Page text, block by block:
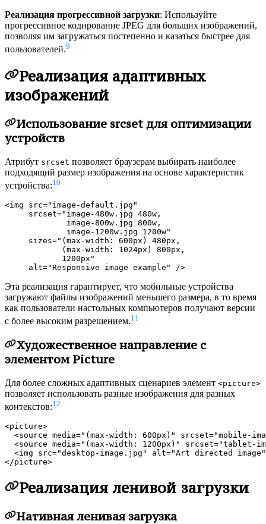
Реализация прогрессивной загрузки: Используйте
прогрессивное кодирование JPEG для больших изображений,
позволяя им загружаться постепенно и казаться быстрее для
пользователей.9
Реализация адаптивных
изображений
Использование srcset для оптимизации
устройств
Атрибут srcset позволяет браузерам выбирать наиболее
подходящий размер изображения на основе характеристик
устройства:10
<img src="image-default.jpg"
     srcset="image-480w.jpg 480w,
             image-800w.jpg 800w,
             image-1200w.jpg 1200w"
     sizes="(max-width: 600px) 480px,
            (max-width: 1024px) 800px,
            1200px"
Эта реализация гарантирует, что мобильные устройства
загружают файлы изображений меньшего размера, в то время
как пользователи настольных компьютеров получают версии
с более высоким разрешением.11
Художественное направление с
элементом Picture
Для более сложных адаптивных сценариев элемент <picture>
позволяет использовать разные изображения для разных
контекстов:12
<picture>
<source media="(max-width: 600px)" srcset="mobile-
<source media="(max-width: 1200px)" srcset="tablet-
<img src="desktop-image.jpg" alt="Art directed
Реализация ленивой загрузки
Нативная ленивая загрузка